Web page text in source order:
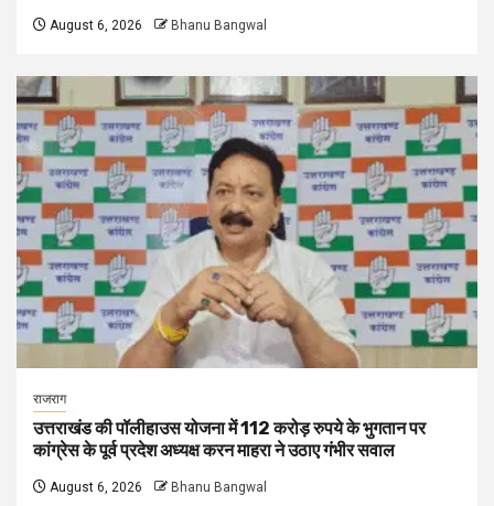
August 6, 2026 Bhanu Bangwal
राजराग
उत्तराखंड की पॉलीहाउस योजना में 112 करोड़ रुपये के भुगतान पर
कांग्रेस के पूर्व प्रदेश अध्यक्ष करन माहरा ने उठाए गंभीर सवाल
August 6, 2026 Bhanu Bangwal